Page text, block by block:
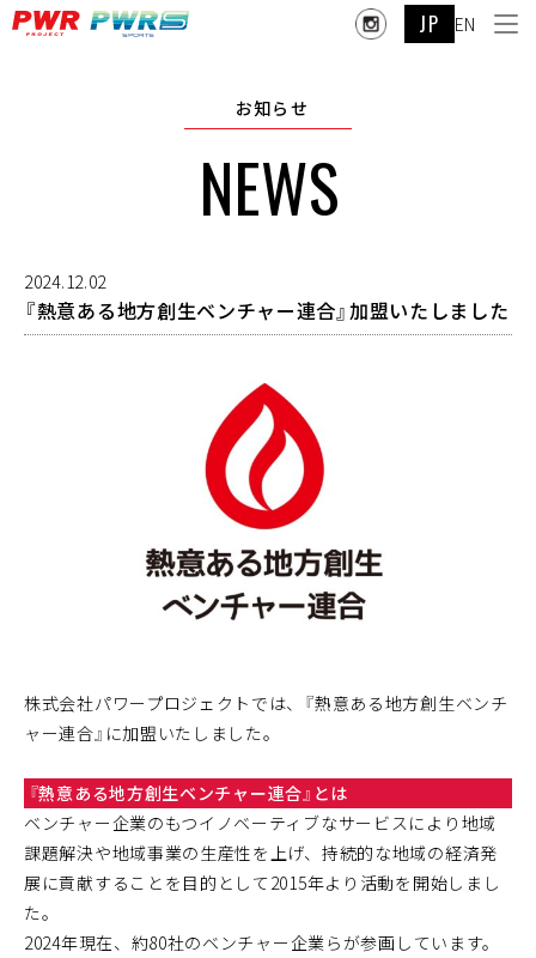
EN
JP
お知らせ
NEWS
2024.12.02
『熱意ある地方創生ベンチャー連合』加盟いたしました
株式会社パワープロジェクトでは、『熱意ある地方創生ベンチ
ャー連合』に加盟いたしました。
『熱意ある地方創生ベンチャー連合』とは
ベンチャー企業のもつイノベーティブなサービスにより地域
課題解決や地域事業の生産性を上げ、持続的な地域の経済発
展に貢献することを目的として2015年より活動を開始しまし
た。
2024年現在、約80社のベンチャー企業らが参画しています。